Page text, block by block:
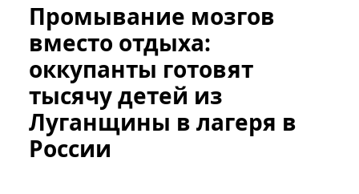
Промывание мозгов
вместо отдыха:
оккупанты готовят
тысячу детей из
Луганщины в лагеря в
России